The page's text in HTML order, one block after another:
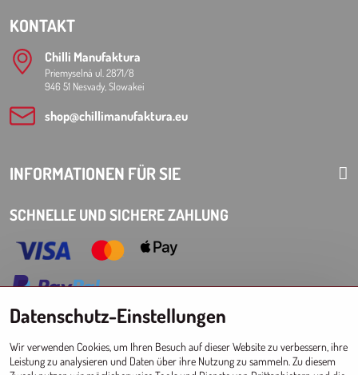
KONTAKT
Chilli Manufaktura
Priemyselná ul. 2871/8
946 51 Nesvady, Slowakei
shop​@chillimanufaktura​.eu
INFORMATIONEN FÜR SIE
SCHNELLE UND SICHERE ZAHLUNG
Choose Eshop for your delivery country:
AT CZ DE SK HU PL EU other countries
Datenschutz-Einstellungen
Wir verwenden Cookies, um Ihren Besuch auf dieser Website zu verbessern, ihre
Leistung zu analysieren und Daten über ihre Nutzung zu sammeln. Zu diesem